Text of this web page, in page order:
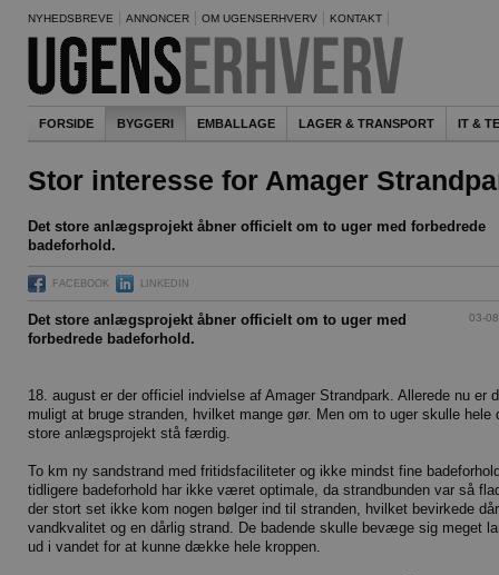
NYHEDSBREVE ANNONCER OM UGENSERHVERV KONTAKT
FORSIDE BYGGERI EMBALLAGE LAGER & TRANSPORT IT &
Stor interesse for Amager
Det store anlægsprojekt åbner officielt om to uger med forbedrede
badeforhold.
FACEBOOK LINKEDIN
03-
Det store anlægsprojekt åbner officielt om to uger med
forbedrede badeforhold.
18. august er der officiel indvielse af Amager Strandpark. Allerede nu er
muligt at bruge stranden, hvilket mange gør. Men om to uger skulle hele
store anlægsprojekt stå færdig.
To km ny sandstrand med fritidsfaciliteter og ikke mindst fine
tidligere badeforhold har ikke været optimale, da strandbunden var så
der stort set ikke kom nogen bølger ind til stranden, hvilket bevirkede
vandkvalitet og en dårlig strand. De badende skulle bevæge sig meget
ud i vandet for at kunne dække hele kroppen.